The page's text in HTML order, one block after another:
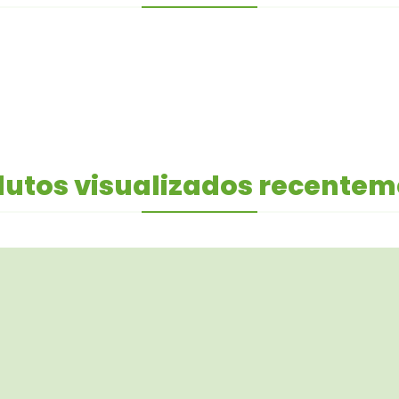
visualizados